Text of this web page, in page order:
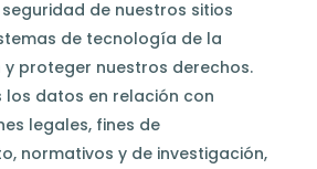
de nuestros sitios
de tecnología de la
proteger nuestros derechos.
los datos en relación con
legales, fines de
normativos y de investigación,